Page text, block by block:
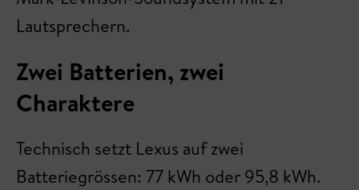
Lautsprechern.
Zwei Batterien, zwei
Charaktere
Technisch setzt Lexus auf zwei
Batteriegrössen: 77 kWh oder 95,8 kWh.